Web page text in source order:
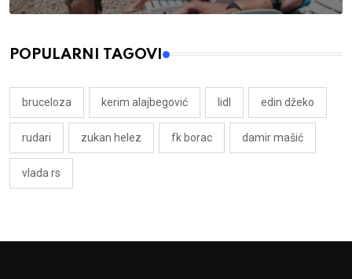
POPULARNI TAGOVI
bruceloza kerim alajbegović lidl edin džeko
rudari zukan helez fk borac damir mašić
vlada rs